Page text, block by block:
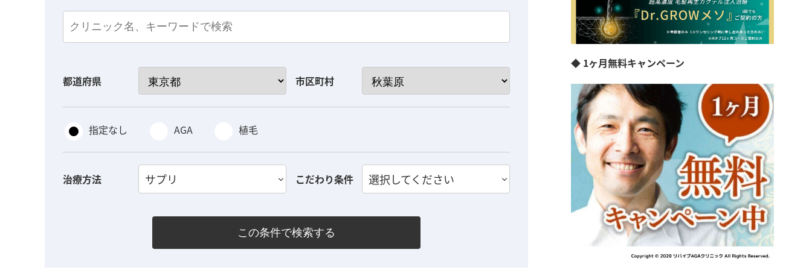
都道府県 市区町村
指定なし AGA 植毛
治療方法 サプリ こだわり条件 選択してください
この条件で検索する
◆ 1ヶ月無料キャンペーン